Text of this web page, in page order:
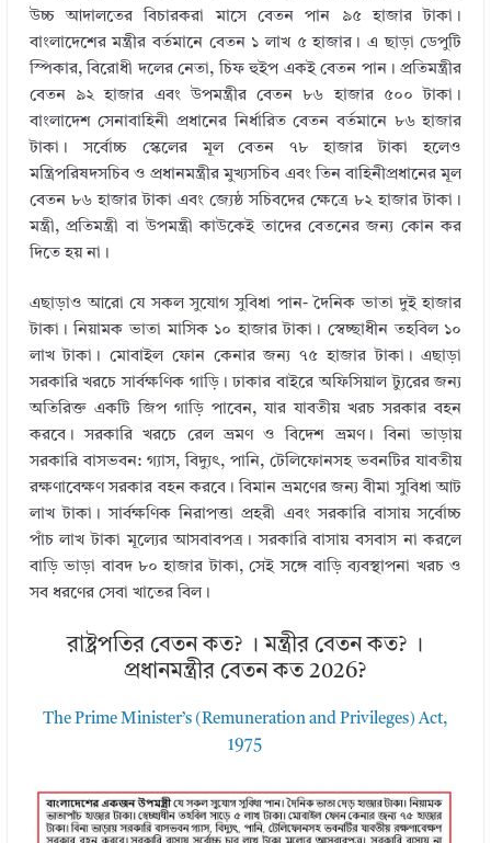
উচ্চ আদালতের বিচারকরা মাসে বেতন পান ৯৫ হাজার টাকা।
বাংলাদেশের মন্ত্রীর বর্তমানে বেতন ১ লাখ ৫ হাজার। এ ছাড়া ডেপুটি
স্পিকার, বিরোধী দলের নেতা, চিফ হুইপ একই বেতন পান। প্রতিমন্ত্রীর
বেতন ৯২ হাজার এবং উপমন্ত্রীর বেতন ৮৬ হাজার ৫০০ টাকা।
বাংলাদেশ সেনাবাহিনী প্রধানের নির্ধারিত বেতন বর্তমানে ৮৬ হাজার
টাকা। সর্বোচ্চ স্কেলের মূল বেতন ৭৮ হাজার টাকা হলেও
মন্ত্রিপরিষদসচিব ও প্রধানমন্ত্রীর মুখ্যসচিব এবং তিন বাহিনীপ্রধানের মূল
বেতন ৮৬ হাজার টাকা এবং জ্যেষ্ঠ সচিবদের ক্ষেত্রে ৮২ হাজার টাকা।
মন্ত্রী, প্রতিমন্ত্রী বা উপমন্ত্রী কাউকেই তাদের বেতনের জন্য কোন কর
দিতে হয় না।
এছাড়াও আরো যে সকল সুযোগ সুবিধা পান- দৈনিক ভাতা দুই হাজার
টাকা। নিয়ামক ভাতা মাসিক ১০ হাজার টাকা। স্বেচ্ছাধীন তহবিল ১০
লাখ টাকা। মোবাইল ফোন কেনার জন্য ৭৫ হাজার টাকা। এছাড়া
সরকারি খরচে সার্বক্ষণিক গাড়ি। ঢাকার বাইরে অফিসিয়াল ট্যুরের জন্য
অতিরিক্ত একটি জিপ গাড়ি পাবেন, যার যাবতীয় খরচ সরকার বহন
করবে। সরকারি খরচে রেল ভ্রমণ ও বিদেশ ভ্রমণ। বিনা ভাড়ায়
সরকারি বাসভবন: গ্যাস, বিদ্যুৎ, পানি, টেলিফোনসহ ভবনটির যাবতীয়
রক্ষণাবেক্ষণ সরকার বহন করবে। বিমান ভ্রমণের জন্য বীমা সুবিধা আট
লাখ টাকা। সার্বক্ষণিক নিরাপত্তা প্রহরী এবং সরকারি বাসায় সর্বোচ্চ
পাঁচ লাখ টাকা মূল্যের আসবাবপত্র। সরকারি বাসায় বসবাস না করলে
বাড়ি ভাড়া বাবদ ৮০ হাজার টাকা, সেই সঙ্গে বাড়ি ব্যবস্থাপনা খরচ ও
সব ধরণের সেবা খাতের বিল।
রাষ্ট্রপতির বেতন কত? । মন্ত্রীর বেতন কত? ।
প্রধানমন্ত্রীর বেতন কত 2026?
The Prime Minister’s (Remuneration and Privileges) Act,
1975